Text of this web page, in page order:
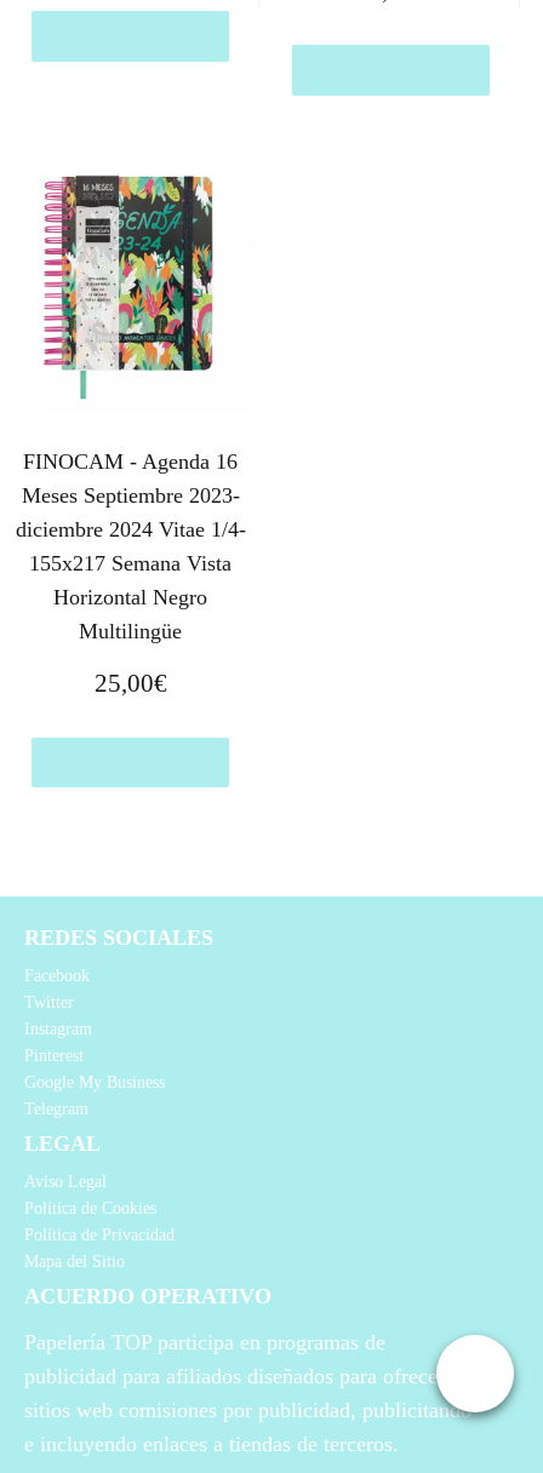
FINOCAM - Agenda 16
Meses Septiembre 2023-
diciembre 2024 Vitae 1/4-
155x217 Semana Vista
Horizontal Negro
Multilingüe
25,00€
REDES SOCIALES
Facebook
Twitter
Instagram
Pinterest
Google My Business
Telegram
LEGAL
Aviso Legal
Política de Cookies
Política de Privacidad
Mapa del Sitio
ACUERDO OPERATIVO
Papelería TOP participa en programas de
publicidad para afiliados diseñados para ofrecer a
sitios web comisiones por publicidad, publicitando
e incluyendo enlaces a tiendas de terceros.